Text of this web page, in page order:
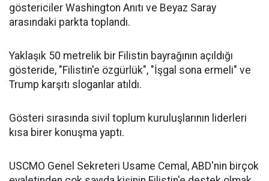
göstericiler Washington Anıtı ve Beyaz Saray
arasındaki parkta toplandı.
Yaklaşık 50 metrelik bir Filistin bayrağının açıldığı
gösteride, "Filistin'e özgürlük", "İşgal sona ermeli" ve
Trump karşıtı sloganlar atıldı.
Gösteri sırasında sivil toplum kuruluşlarının liderleri
kısa birer konuşma yaptı.
USCMO Genel Sekreteri Usame Cemal, ABD'nin birçok